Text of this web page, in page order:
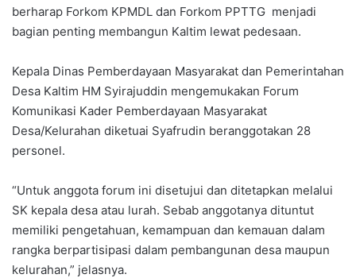
berharap Forkom KPMDL dan Forkom PPTTG menjadi
bagian penting membangun Kaltim lewat pedesaan.
Kepala Dinas Pemberdayaan Masyarakat dan Pemerintahan
Desa Kaltim HM Syirajuddin mengemukakan Forum
Komunikasi Kader Pemberdayaan Masyarakat
Desa/Kelurahan diketuai Syafrudin beranggotakan 28
personel.
“Untuk anggota forum ini disetujui dan ditetapkan melalui
SK kepala desa atau lurah. Sebab anggotanya dituntut
memiliki pengetahuan, kemampuan dan kemauan dalam
rangka berpartisipasi dalam pembangunan desa maupun
kelurahan,” jelasnya.